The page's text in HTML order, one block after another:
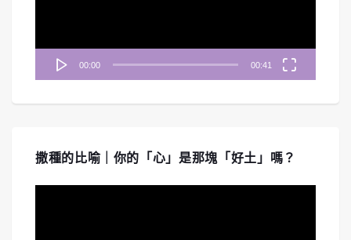
00:00 00:41
撒種的比喻｜你的「心」是那塊「好土」嗎？